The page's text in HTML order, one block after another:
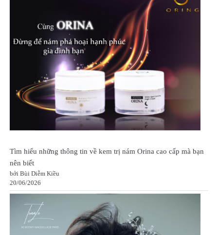
Tìm hiểu những thông tin về kem trị nám Orina cao cấp mà bạn
nên biết
bởi Bùi Diễm Kiều
20/06/2026